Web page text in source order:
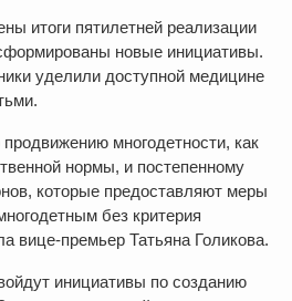
итоги пятилетней реализации
новые инициативы.
уделили доступной медицине
многодетности, как
нормы, и постепенному
которые предоставляют меры
без критерия
вице-премьер Татьяна Голикова.
инициативы по созданию